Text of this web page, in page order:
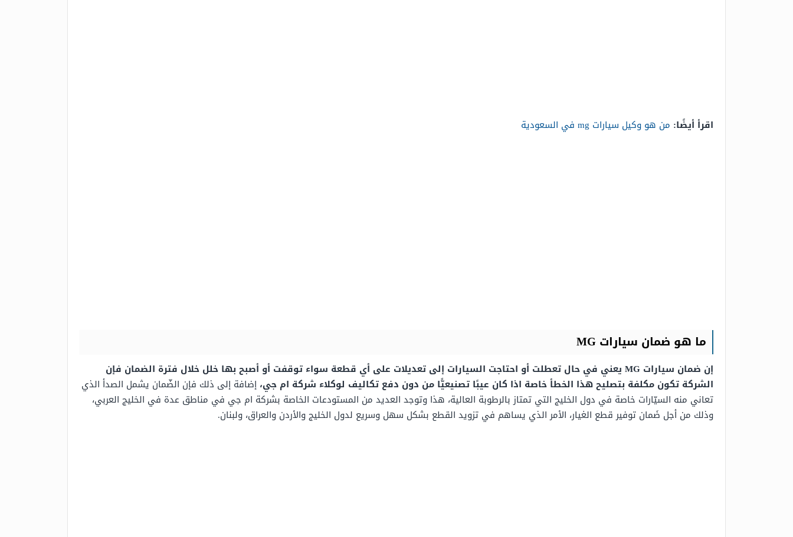
اقرأ أيضًا: من هو وكيل سيارات mg في السعودية
ما هو ضمان سيارات MG
إن ضمان سيارات MG يعني في حال تعطلت أو احتاجت السيارات إلى تعديلات على أي قطعة سواء توقفت أو أصبح بها خلل خلال فترة الضمان فإن
الشركة تكون مكلفة بتصليح هذا الخطأ خاصة اذا كان عيبًا تصنيعيًّا من دون دفع تكاليف لوكلاء شركة ام جي، إضافة إلى ذلك فإن الضّمان يشمل الصدأ الذي
تعاني منه السيّارات خاصة في دول الخليج التي تمتاز بالرطوبة العالية، هذا وتوجد العديد من المستودعات الخاصة بشركة ام جي في مناطق عدة في الخليج العربي،
وذلك من أجل ضَمان توفير قطع الغيار، الأمر الذي يساهم في تزويد القطع بشكل سهل وسريع لدول الخليج والأردن والعراق، ولبنان.